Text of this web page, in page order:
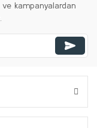
kampanyalardan